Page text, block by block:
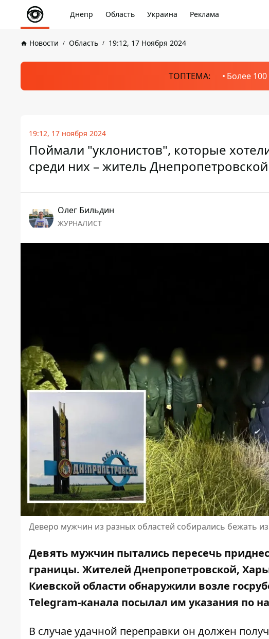
Днепр Область Украина Реклама
Новости Область 19:12, 17 Ноября 2024
ТОПТЕМА: Более
19:12, 17 ноября 2024
Поймали "уклонистов", которые
среди них – житель
Олег Бильдин
ЖУРНАЛИСТ
Деверо мужчин из разных областей собирались бежать
Девять мужчин пытались пересечь
границы. Жителей Днепропетровской,
Киевской области обнаружили возле
Telegram-канала посылал им указания по
В случае удачной переправки он должен